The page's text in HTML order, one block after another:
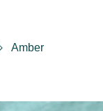
Amber